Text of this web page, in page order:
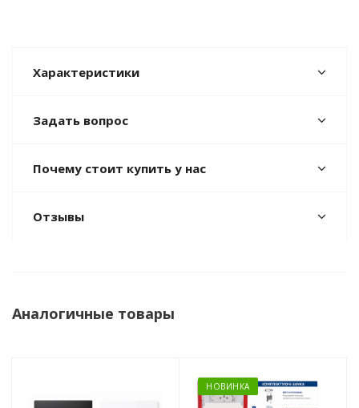
Характеристики
Задать вопрос
Почему стоит купить у нас
Отзывы
Аналогичные товары
НОВИНКА